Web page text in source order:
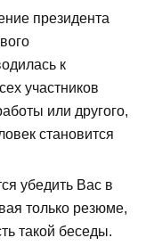
президента
к
участников
или другого,
становится
убедить Вас в
только резюме,
такой беседы.